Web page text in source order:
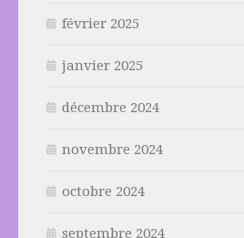
février 2025
janvier 2025
décembre 2024
novembre 2024
octobre 2024
septembre 2024